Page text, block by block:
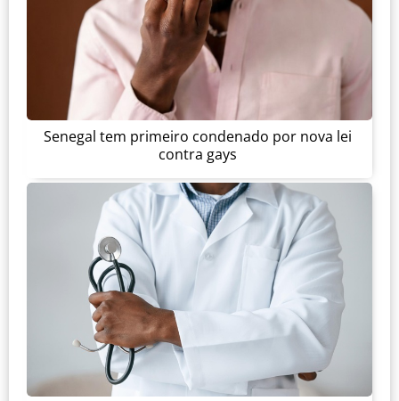
Senegal tem primeiro condenado por nova lei
contra gays